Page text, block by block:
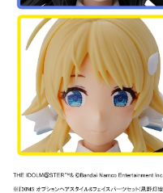
東海門市自取，需自備購物
免運費